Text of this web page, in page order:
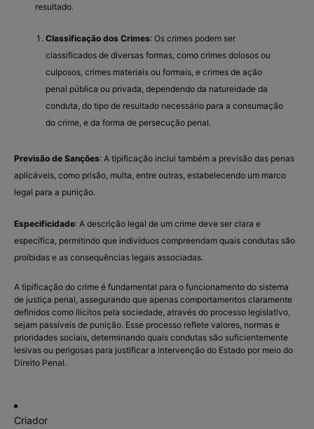
resultado.
Classificação dos Crimes: Os crimes podem ser
classificados de diversas formas, como crimes dolosos ou
culposos, crimes materiais ou formais, e crimes de ação
penal pública ou privada, dependendo da natureidade da
conduta, do tipo de resultado necessário para a consumação
do crime, e da forma de persecução penal.
Previsão de Sanções: A tipificação inclui também a previsão das penas
aplicáveis, como prisão, multa, entre outras, estabelecendo um marco
legal para a punição.
Especificidade: A descrição legal de um crime deve ser clara e
específica, permitindo que indivíduos compreendam quais condutas são
proibidas e as consequências legais associadas.
A tipificação do crime é fundamental para o funcionamento do sistema
de justiça penal, assegurando que apenas comportamentos claramente
definidos como ilícitos pela sociedade, através do processo legislativo,
sejam passíveis de punição. Esse processo reflete valores, normas e
prioridades sociais, determinando quais condutas são suficientemente
lesivas ou perigosas para justificar a intervenção do Estado por meio do
Direito Penal.
Criador